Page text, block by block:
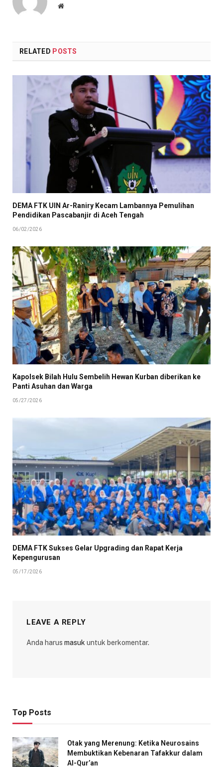
Website
RELATED POSTS
DEMA FTK UIN Ar-Raniry Kecam Lambannya Pemulihan
Pendidikan Pascabanjir di Aceh Tengah
06/02/2026
Kapolsek Bilah Hulu Sembelih Hewan Kurban diberikan ke
Panti Asuhan dan Warga
05/27/2026
DEMA FTK Sukses Gelar Upgrading dan Rapat Kerja
Kepengurusan
05/17/2026
LEAVE A REPLY
Anda harus masuk untuk berkomentar.
Top Posts
Otak yang Merenung: Ketika Neurosains
Membuktikan Kebenaran Tafakkur dalam
Al-Qur’an